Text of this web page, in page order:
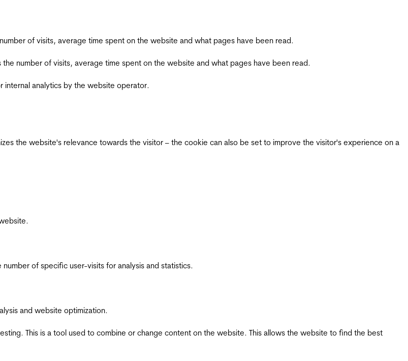
of visits, average time spent on the website and what pages have been read.
number of visits, average time spent on the website and what pages have been read.
internal analytics by the website operator.
the website's relevance towards the visitor – the cookie can also be set to improve the visitor's experience on a
of specific user-visits for analysis and statistics.
and website optimization.
This is a tool used to combine or change content on the website. This allows the website to find the best